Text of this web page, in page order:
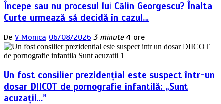
Începe sau nu procesul lui Călin Georgescu? Înalta
Curte urmează să decidă în cazul…
De V Monica 06/08/2026 3 minute 4 ore
Un fost consilier prezidențial este suspect într-un
dosar DIICOT de pornografie infantilă: „Sunt
acuzații…”